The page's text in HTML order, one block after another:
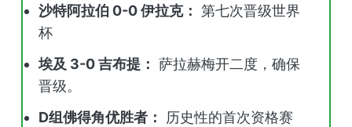
沙特阿拉伯 0-0 伊拉克： 第七次晋级世界
杯
埃及 3-0 吉布提： 萨拉赫梅开二度，确保
晋级。
D组佛得角优胜者：
历史性的首次资格赛